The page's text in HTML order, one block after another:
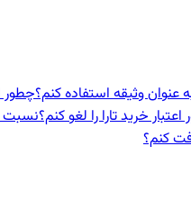
عنوان وثیقه استفاده کنم؟چطور
خرید تارا را لغو کنم؟نسبت
کنم؟